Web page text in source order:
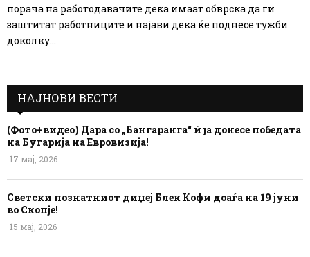
порача на работодавачите дека имаат обврска да ги
заштитат работниците и најави дека ќе поднесе тужби
доколку...
НАЈНОВИ ВЕСТИ
(Фото+видео) Дара со „Бангаранга“ ѝ ја донесе победата
на Бугарија на Евровизија!
17 мај, 2026
Светски познатниот диџеј Блек Кофи доаѓа на 19 јуни
во Скопје!
15 мај, 2026